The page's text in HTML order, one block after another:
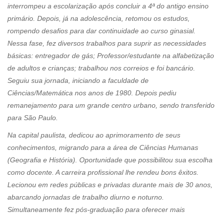
interrompeu a escolarização após concluir a 4ª do antigo ensino
primário. Depois, já na adolescência, retomou os estudos,
rompendo desafios para dar continuidade ao curso ginasial.
Nessa fase, fez diversos trabalhos para suprir as necessidades
básicas: entregador de gás; Professor/estudante na alfabetização
de adultos e crianças; trabalhou nos correios e foi bancário.
Seguiu sua jornada, iniciando a faculdade de
Ciências/Matemática nos anos de 1980. Depois pediu
remanejamento para um grande centro urbano, sendo transferido
para São Paulo.
Na capital paulista, dedicou ao aprimoramento de seus
conhecimentos, migrando para a área de Ciências Humanas
(Geografia e História). Oportunidade que possibilitou sua escolha
como docente. A carreira profissional lhe rendeu bons êxitos.
Lecionou em redes públicas e privadas durante mais de 30 anos,
abarcando jornadas de trabalho diurno e noturno.
Simultaneamente fez pós-graduação para oferecer mais